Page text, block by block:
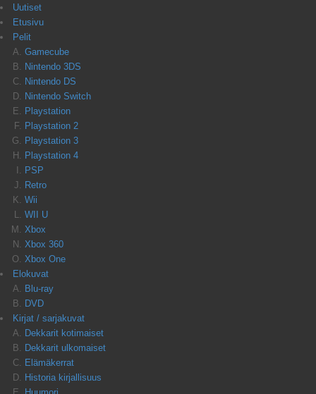
Uutiset
Etusivu
Pelit
Gamecube
Nintendo 3DS
Nintendo DS
Nintendo Switch
Playstation
Playstation 2
Playstation 3
Playstation 4
PSP
Retro
Wii
WII U
Xbox
Xbox 360
Xbox One
Elokuvat
Blu-ray
DVD
Kirjat / sarjakuvat
Dekkarit kotimaiset
Dekkarit ulkomaiset
Elämäkerrat
Historia kirjallisuus